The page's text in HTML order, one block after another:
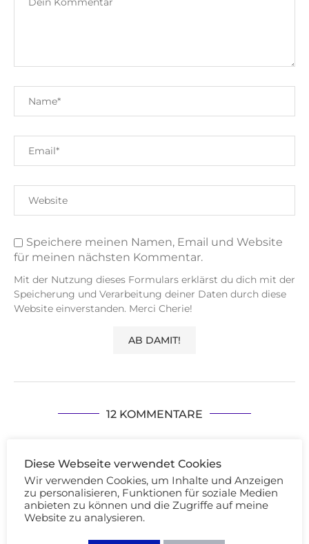
Speichere meinen Namen, Email und Website
für meinen nächsten Kommentar.
Mit der Nutzung dieses Formulars erklärst du dich mit der
Speicherung und Verarbeitung deiner Daten durch diese
Website einverstanden. Merci Cherie!
12 KOMMENTARE
14/07/2013 - 16:39
Ich liebe deine Wochenrückblicke! ♥
Liebst,
Diese Webseite verwendet Cookies
Wir verwenden Cookies, um Inhalte und Anzeigen
zu personalisieren, Funktionen für soziale Medien
anbieten zu können und die Zugriffe auf meine
Website zu analysieren.